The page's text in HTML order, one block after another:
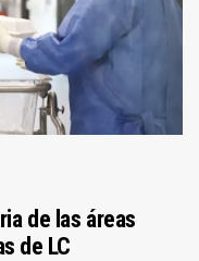
de las áreas
de LC